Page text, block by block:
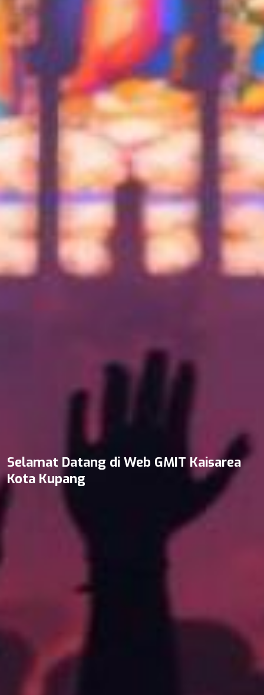
Selamat Datang di Web GMIT Kaisarea
Kota Kupang
Segala Puji Hanya Bagi Nya
Pujian Hanya Bagi Nya
Segala Kemuliaan
Persembahan dan Pujian